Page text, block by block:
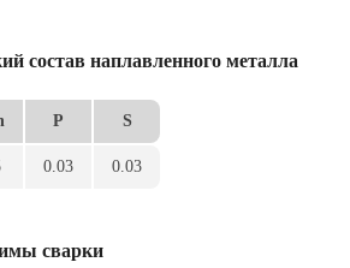
состав наплавленного металла
P S
0.03 0.03
сварки